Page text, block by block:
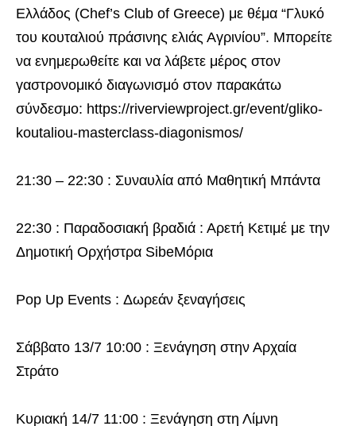
Ελλάδος (Chef’s Club of Greece) με θέμα “Γλυκό
του κουταλιού πράσινης ελιάς Αγρινίου”. Μπορείτε
να ενημερωθείτε και να λάβετε μέρος στον
γαστρονομικό διαγωνισμό στον παρακάτω
σύνδεσμο: https://riverviewproject.gr/event/gliko-
koutaliou-masterclass-diagonismos/
21:30 – 22:30 : Συναυλία από Μαθητική Μπάντα
22:30 : Παραδοσιακή βραδιά : Αρετή Κετιμέ με την
Δημοτική Ορχήστρα SibeΜόρια
Pop Up Events : Δωρεάν ξεναγήσεις
Σάββατο 13/7 10:00 : Ξενάγηση στην Αρχαία
Στράτο
Κυριακή 14/7 11:00 : Ξενάγηση στη Λίμνη